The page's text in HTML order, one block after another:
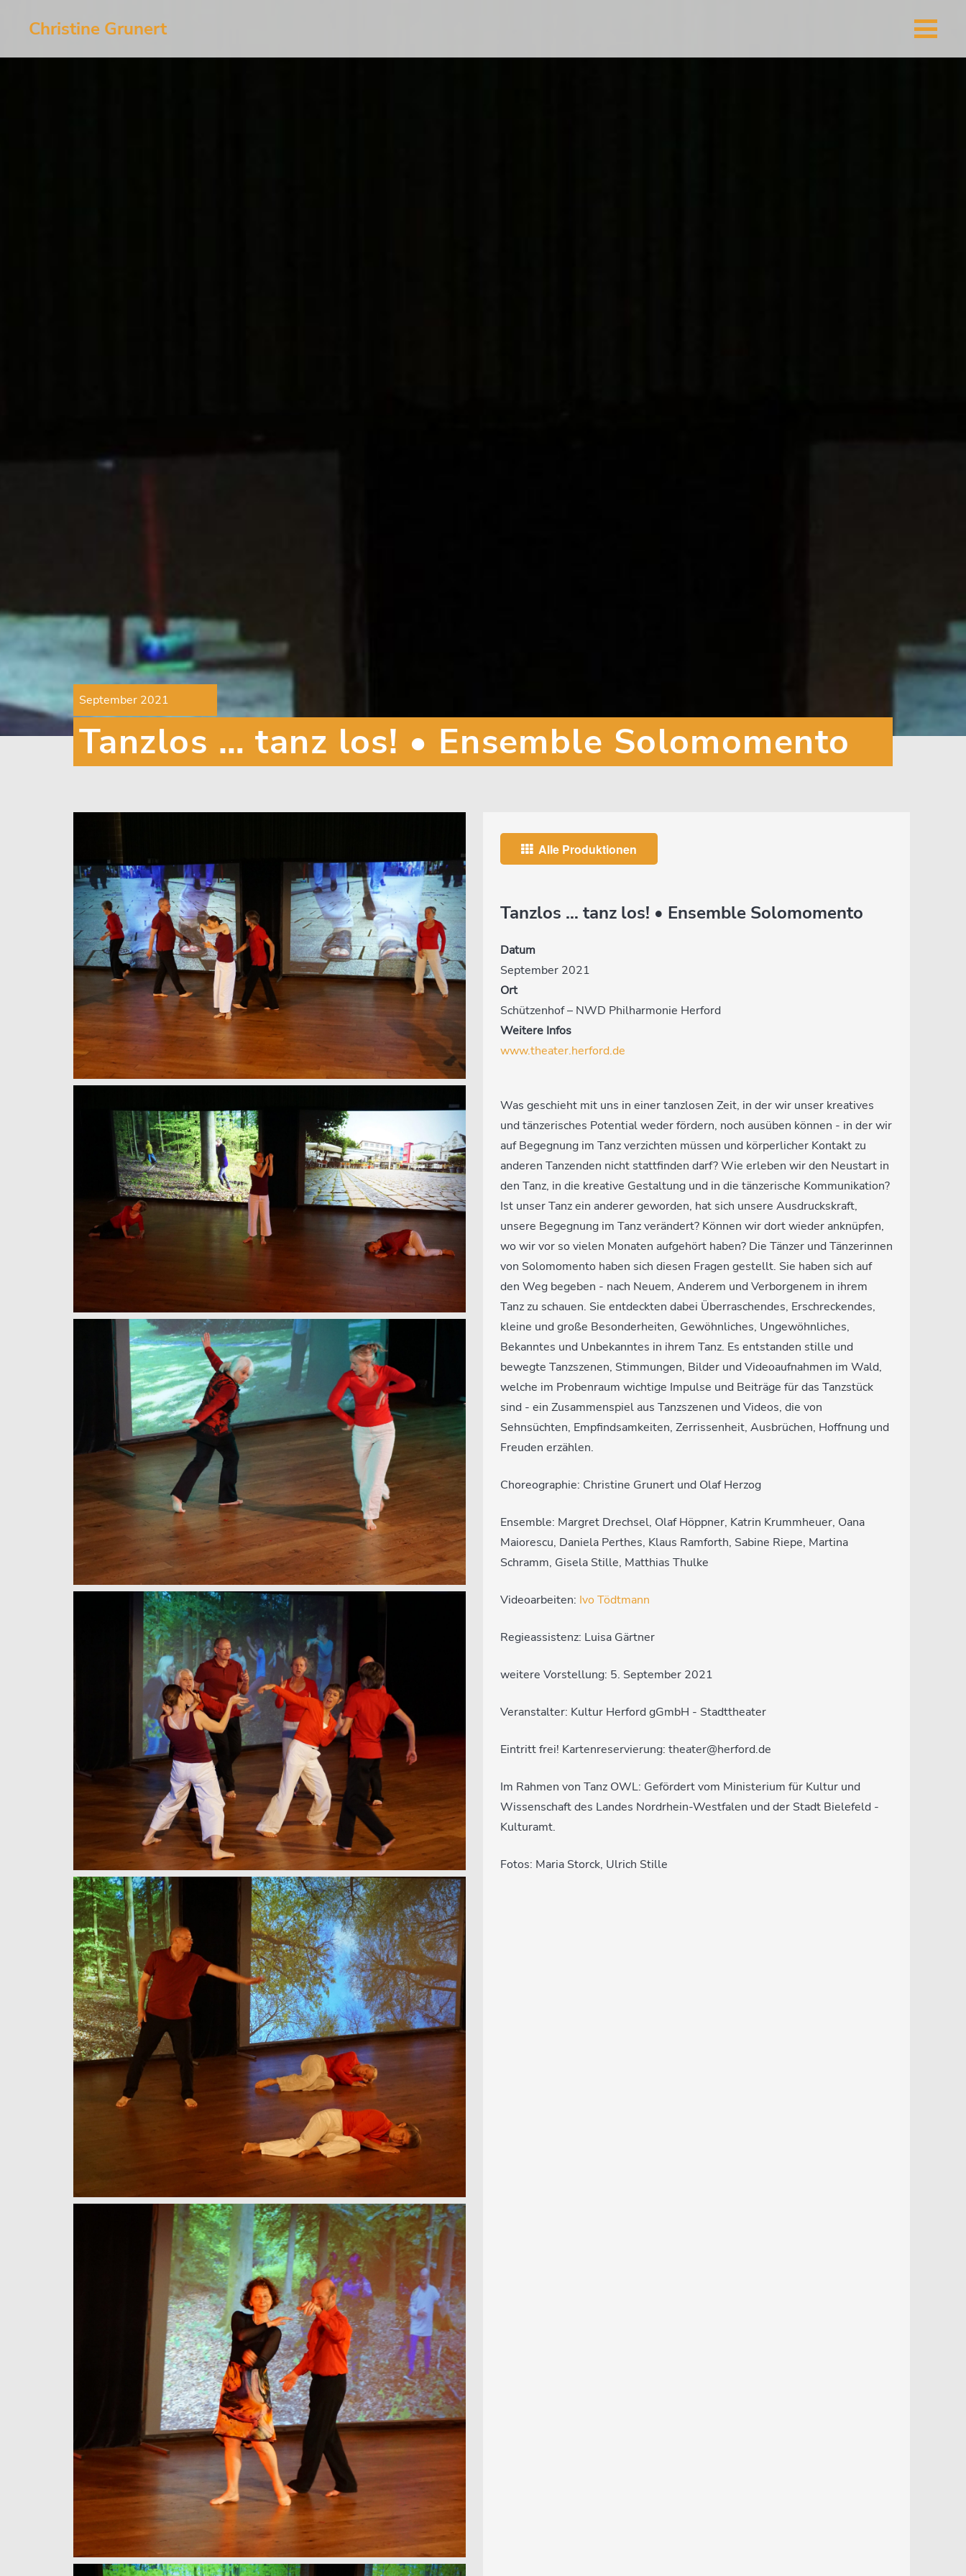
Christine Grunert
September 2021
Tanzlos … tanz los! • Ensemble Solomomento
Alle Produktionen
Tanzlos … tanz los! • Ensemble Solomomento
Datum
September 2021
Ort
Schützenhof – NWD Philharmonie Herford
Weitere Infos
www.theater.herford.de
Was geschieht mit uns in einer tanzlosen Zeit, in der wir unser kreatives
und tänzerisches Potential weder fördern, noch ausüben können - in der wir
auf Begegnung im Tanz verzichten müssen und körperlicher Kontakt zu
anderen Tanzenden nicht stattfinden darf? Wie erleben wir den Neustart in
den Tanz, in die kreative Gestaltung und in die tänzerische Kommunikation?
Ist unser Tanz ein anderer geworden, hat sich unsere Ausdruckskraft,
unsere Begegnung im Tanz verändert? Können wir dort wieder anknüpfen,
wo wir vor so vielen Monaten aufgehört haben? Die Tänzer und Tänzerinnen
von Solomomento haben sich diesen Fragen gestellt. Sie haben sich auf
den Weg begeben - nach Neuem, Anderem und Verborgenem in ihrem
Tanz zu schauen. Sie entdeckten dabei Überraschendes, Erschreckendes,
kleine und große Besonderheiten, Gewöhnliches, Ungewöhnliches,
Bekanntes und Unbekanntes in ihrem Tanz. Es entstanden stille und
bewegte Tanzszenen, Stimmungen, Bilder und Videoaufnahmen im Wald,
welche im Probenraum wichtige Impulse und Beiträge für das Tanzstück
sind - ein Zusammenspiel aus Tanzszenen und Videos, die von
Sehnsüchten, Empfindsamkeiten, Zerrissenheit, Ausbrüchen, Hoffnung und
Freuden erzählen.
Choreographie: Christine Grunert und Olaf Herzog
Ensemble: Margret Drechsel, Olaf Höppner, Katrin Krummheuer, Oana
Maiorescu, Daniela Perthes, Klaus Ramforth, Sabine Riepe, Martina
Schramm, Gisela Stille, Matthias Thulke
Videoarbeiten: Ivo Tödtmann
Regieassistenz: Luisa Gärtner
weitere Vorstellung: 5. September 2021
Veranstalter: Kultur Herford gGmbH - Stadttheater
Eintritt frei! Kartenreservierung: theater@herford.de
Im Rahmen von Tanz OWL: Gefördert vom Ministerium für Kultur und
Wissenschaft des Landes Nordrhein-Westfalen und der Stadt Bielefeld -
Kulturamt.
Fotos: Maria Storck, Ulrich Stille